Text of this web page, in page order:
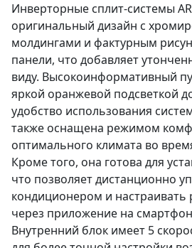
Инверторные сплит-системы
оригинальный дизайн с
молдингами и фактурным
панели, что добавляет
виду. Высокоинформативный
яркой оранжевой подсветкой
удобство использования
также оснащена режимом
оптимального климата во
Кроме того, она готова для
что позволяет дистанционно
кондиционером и
через приложение на
Внутренний блок имеет 5